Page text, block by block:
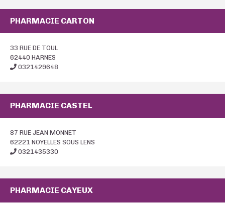
PHARMACIE CARTON
33 RUE DE TOUL
62440 HARNES
0321429648
PHARMACIE CASTEL
87 RUE JEAN MONNET
62221 NOYELLES SOUS LENS
0321435330
PHARMACIE CAYEUX